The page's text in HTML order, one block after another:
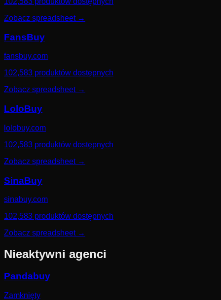
Zobacz spreadsheet→
FansBuy
fansbuy.com
102,583 produktów dostępnych
Zobacz spreadsheet→
LoloBuy
lolobuy.com
102,583 produktów dostępnych
Zobacz spreadsheet→
SinaBuy
sinabuy.com
102,583 produktów dostępnych
Zobacz spreadsheet→
Nieaktywni agenci
Pandabuy
Zamknięty